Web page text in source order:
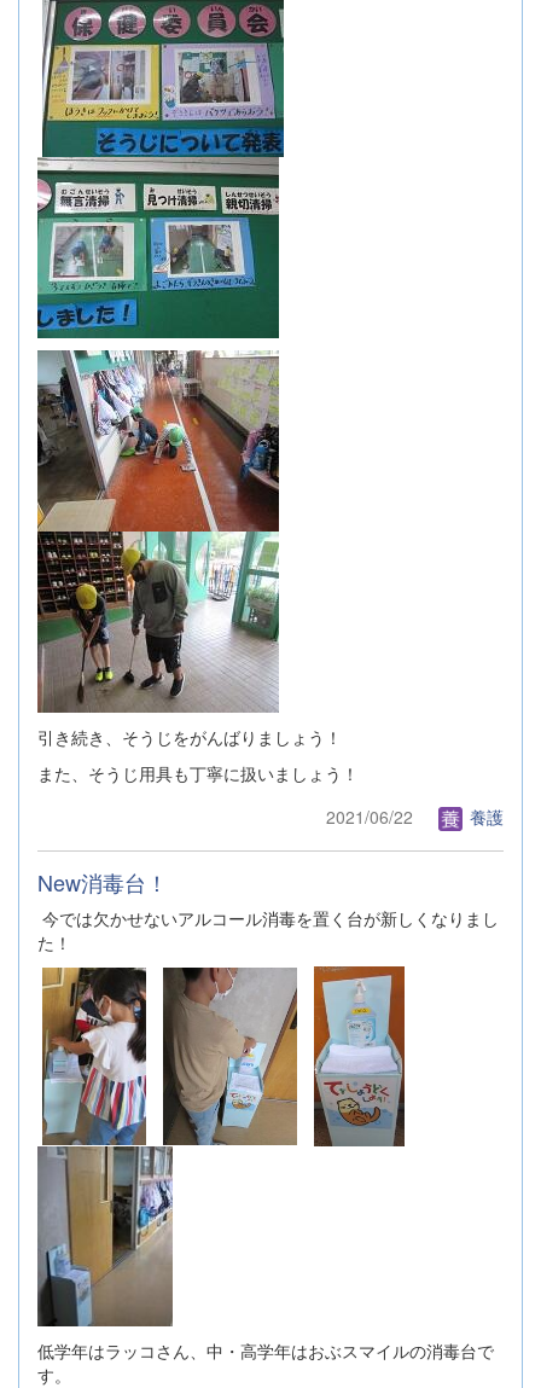
引き続き、そうじをがんばりましょう！
また、そうじ用具も丁寧に扱いましょう！
2021/06/22
養護
New消毒台！
今では欠かせないアルコール消毒を置く台が新しくなりまし
た！
低学年はラッコさん、中・高学年はおぶスマイルの消毒台で
す。